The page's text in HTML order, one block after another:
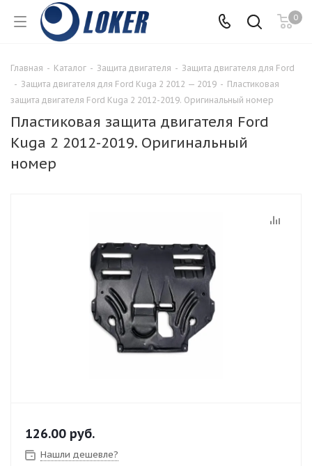
0
Главная - Каталог - Защита двигателя - Защита двигателя для Ford
- Защита двигателя для Ford Kuga 2 2012 — 2019 - Пластиковая
защита двигателя Ford Kuga 2 2012-2019. Оригинальный номер
Пластиковая защита двигателя Ford
Kuga 2 2012-2019. Оригинальный
номер
126.00 руб.
Нашли дешевле?